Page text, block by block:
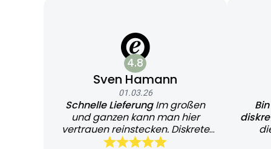
4.8
Sven Hamann
01.03.26
Schnelle LieferungIm großen
und ganzen kann man hier
vertrauen reinstecken. Diskrete
und schnelle Lieferung